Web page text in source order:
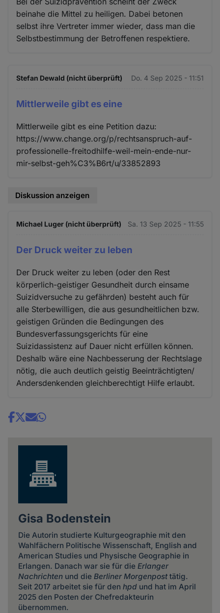
beinahe die Mittel zu heiligen. Dabei betonen
selbst ihre Vertreter immer wieder, dass man die
Selbstbestimmung der Betroffenen respektiere.
Stefan Dewald (nicht überprüft) Do. 4 Sep 2025 - 11:51
Mittlerweile gibt es eine
Mittlerweile gibt es eine Petition dazu:
https://www.change.org/p/rechtsanspruch-auf-
professionelle-freitodhilfe-weil-mein-ende-nur-
mir-selbst-geh%C3%B6rt/u/33852893
Diskussion anzeigen
Michael Luger (nicht überprüft) Sa. 13 Sep 2025 - 11:55
Der Druck weiter zu leben
Der Druck weiter zu leben (oder den Rest
körperlich-geistiger Gesundheit durch einsame
Suizidversuche zu gefährden) besteht auch für
alle Sterbewilligen, die aus gesundheitlichen bzw.
geistigen Gründen die Bedingungen des
Bundesverfassungsgerichts für eine
Suizidassistenz auf Dauer nicht erfüllen können.
Deshalb wäre eine Nachbesserung der Rechtslage
nötig, die auch deutlich geistig Beeinträchtigten/
Andersdenkenden gleichberechtigt Hilfe erlaubt.
Share
Gisa Bodenstein
Die Autorin studierte Kulturgeographie mit den
Wahlfächern Politische Wissenschaft, English and
American Studies und Physische Geographie in
Erlangen. Danach war sie für die Erlanger
Nachrichtenund die Berliner Morgenposttätig.
Seit 2017 arbeitet sie für den hpdund hat im April
2025 den Posten der Chefredakteurin
übernommen.